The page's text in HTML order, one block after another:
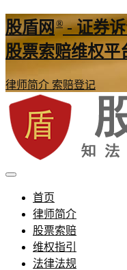
股盾网®- 证券
股票索赔维权平
律师简介 索赔登记
股盾网
证券股票维权网
首页
律师简介
股票索赔
维权指引
法律法规